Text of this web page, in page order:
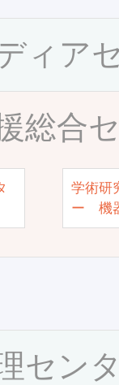
ィア
総合
学術研
ー 機
セン